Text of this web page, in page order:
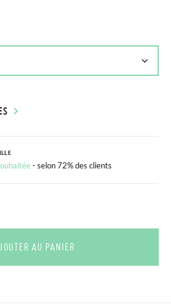
- selon 72% des clients
AU PANIER